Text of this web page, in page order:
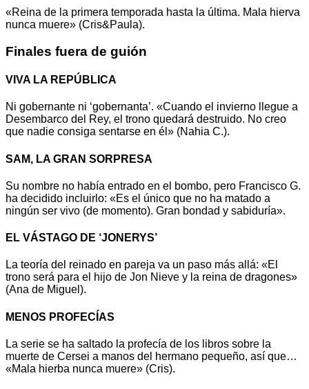
«Reina de la primera temporada hasta la última. Mala hierva
nunca muere» (Cris&Paula).
Finales fuera de guión
VIVA LA REPÚBLICA
Ni gobernante ni ‘gobernanta’. «Cuando el invierno llegue a
Desembarco del Rey, el trono quedará destruido. No creo
que nadie consiga sentarse en él» (Nahia C.).
SAM, LA GRAN SORPRESA
Su nombre no había entrado en el bombo, pero Francisco G.
ha decidido incluirlo: «Es el único que no ha matado a
ningún ser vivo (de momento). Gran bondad y sabiduría».
EL VÁSTAGO DE ‘JONERYS’
La teoría del reinado en pareja va un paso más allá: «El
trono será para el hijo de Jon Nieve y la reina de dragones»
(Ana de Miguel).
MENOS PROFECÍAS
La serie se ha saltado la profecía de los libros sobre la
muerte de Cersei a manos del hermano pequeño, así que…
«Mala hierba nunca muere» (Cris).